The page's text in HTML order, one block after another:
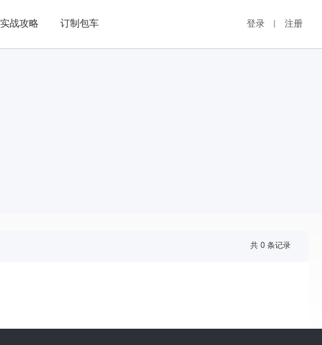
实战攻略 订制包车 登录 注册
共 0 条记录